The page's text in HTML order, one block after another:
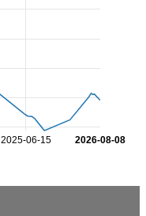
2025-06-15 2026-08-08